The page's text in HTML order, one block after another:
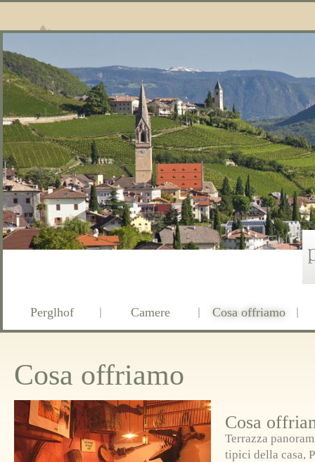
Perglhof Camere Cosa offriamo
Cosa offriamo
Cosa
Terrazza
tipici della casa,